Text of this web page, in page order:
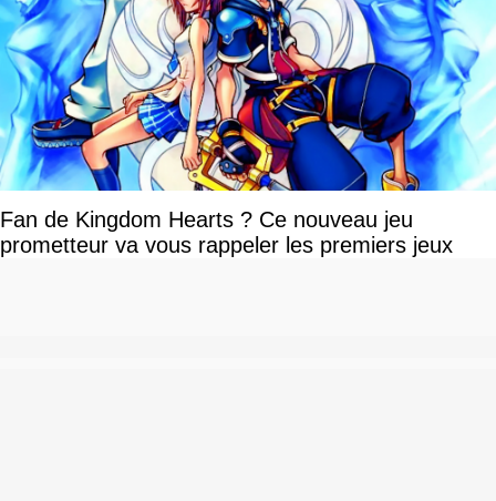
Fan de Kingdom Hearts ? Ce nouveau jeu
prometteur va vous rappeler les premiers jeux